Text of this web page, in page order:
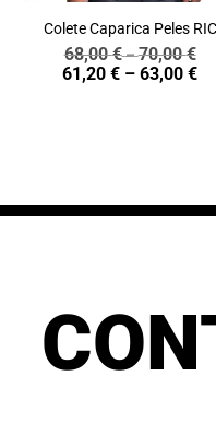
Colete Caparica Peles RIC
68,00€–70,00€
61,20€ – 63,00€